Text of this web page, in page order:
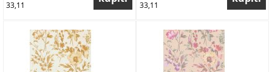
33,11
33,11